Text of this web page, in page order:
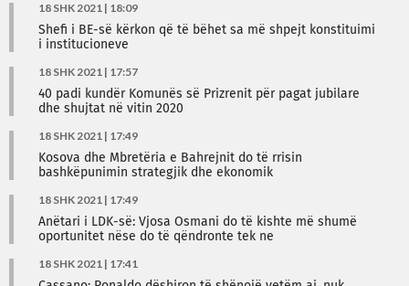
18 SHK 2021 | 18:09
Shefi i BE-së kërkon që të bëhet sa më shpejt konstituimi
i institucioneve
18 SHK 2021 | 17:57
40 padi kundër Komunës së Prizrenit për pagat jubilare
dhe shujtat në vitin 2020
18 SHK 2021 | 17:49
Kosova dhe Mbretëria e Bahrejnit do të rrisin
bashkëpunimin strategjik dhe ekonomik
18 SHK 2021 | 17:49
Anëtari i LDK-së: Vjosa Osmani do të kishte më shumë
oportunitet nëse do të qëndronte tek ne
18 SHK 2021 | 17:41